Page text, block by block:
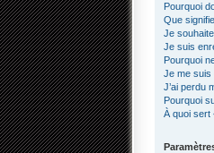
Pourquoi
Que
Je
Je suis
Pourquoi
Je me suis
J’ai perdu
Pourquoi
À quoi sert